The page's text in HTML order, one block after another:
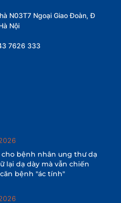
N03T7 Ngoại Giao Đoàn, Đ
Nội
7626 333
cho bệnh nhân ung thư dạ
lại dạ dày mà vẫn chiến
bệnh "ác tính"